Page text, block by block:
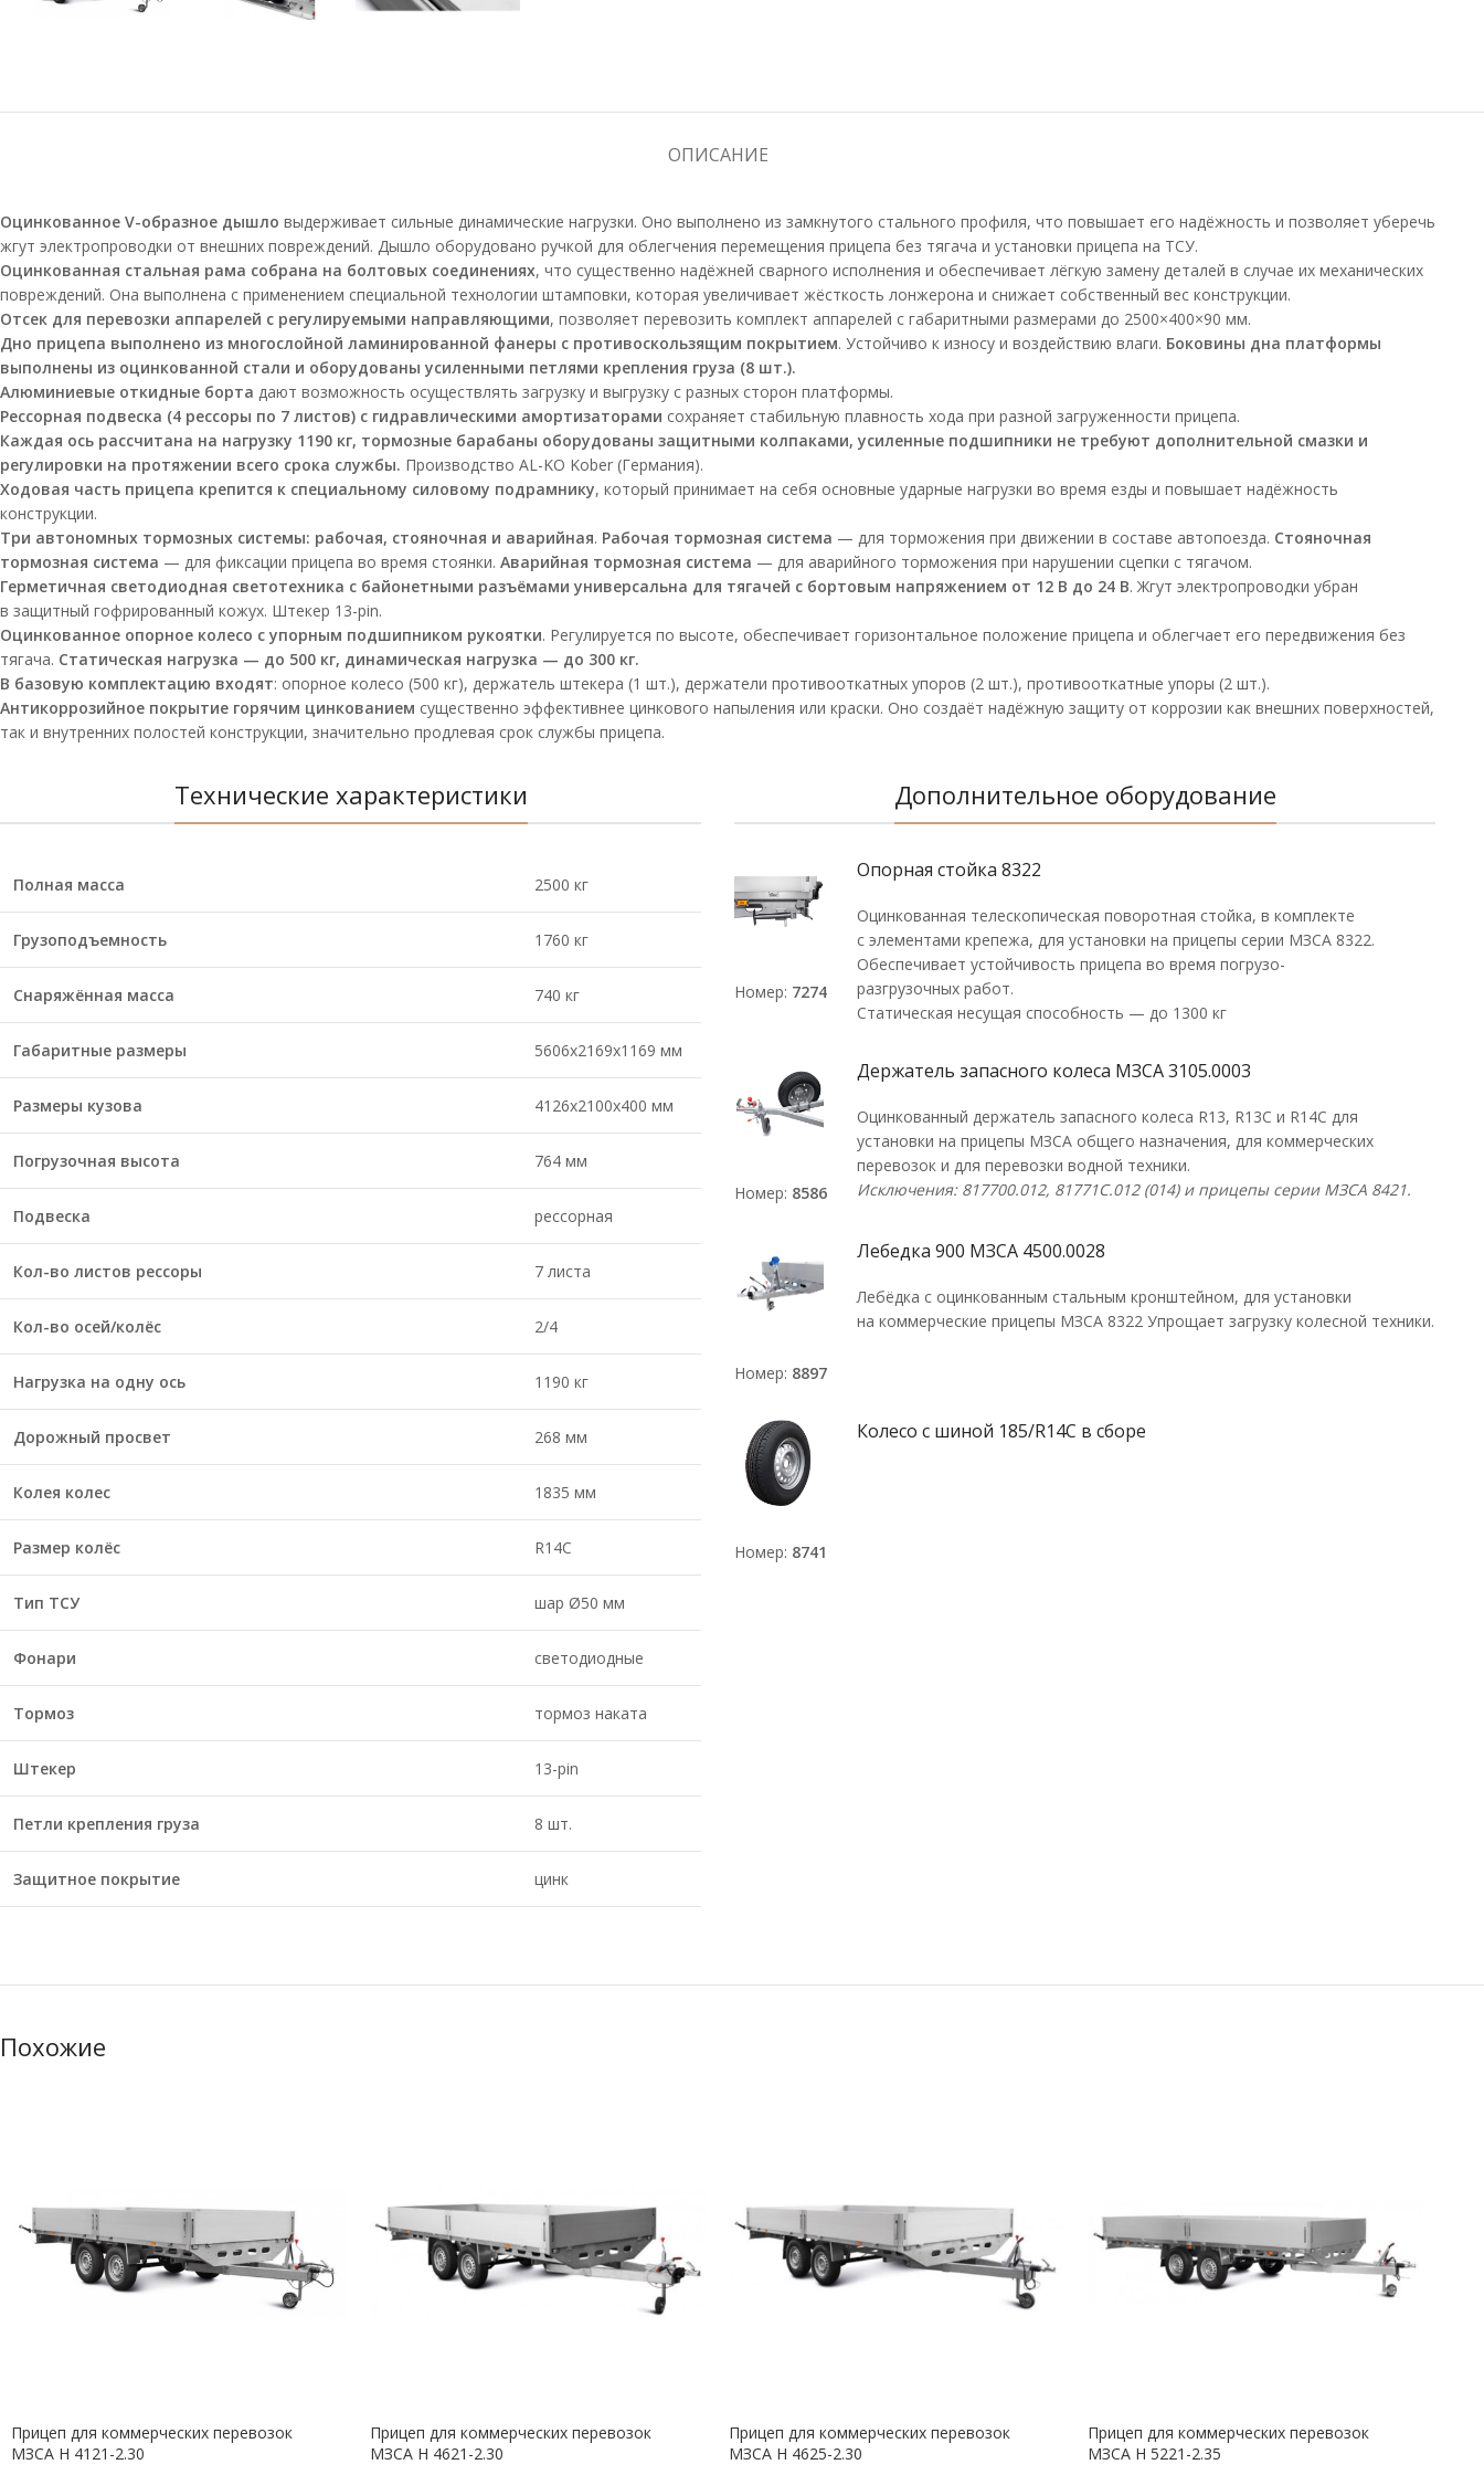
ОПИСАНИЕ
Оцинкованное V-образное дышло выдерживает сильные динамические нагрузки. Оно выполнено из замкнутого стального профиля, что повышает его надёжность и позволяет уберечь
жгут электропроводки от внешних повреждений. Дышло оборудовано ручкой для облегчения перемещения прицепа без тягача и установки прицепа на ТСУ.
Оцинкованная стальная рама собрана на болтовых соединениях, что существенно надёжней сварного исполнения и обеспечивает лёгкую замену деталей в случае их механических
повреждений. Она выполнена с применением специальной технологии штамповки, которая увеличивает жёсткость лонжерона и снижает собственный вес конструкции.
Отсек для перевозки аппарелей с регулируемыми направляющими, позволяет перевозить комплект аппарелей с габаритными размерами до 2500×400×90 мм.
Дно прицепа выполнено из многослойной ламинированной фанеры с противоскользящим покрытием. Устойчиво к износу и воздействию влаги. Боковины дна платформы
выполнены из оцинкованной стали и оборудованы усиленными петлями крепления груза (8 шт.).
Алюминиевые откидные борта дают возможность осуществлять загрузку и выгрузку с разных сторон платформы.
Рессорная подвеска (4 рессоры по 7 листов) с гидравлическими амортизаторами сохраняет стабильную плавность хода при разной загруженности прицепа.
Каждая ось рассчитана на нагрузку 1190 кг, тормозные барабаны оборудованы защитными колпаками, усиленные подшипники не требуют дополнительной смазки и
регулировки на протяжении всего срока службы. Производство AL-KO Kober (Германия).
Ходовая часть прицепа крепится к специальному силовому подрамнику, который принимает на себя основные ударные нагрузки во время езды и повышает надёжность
конструкции.
Три автономных тормозных системы: рабочая, стояночная и аварийная. Рабочая тормозная система — для торможения при движении в составе автопоезда. Стояночная
тормозная система — для фиксации прицепа во время стоянки. Аварийная тормозная система — для аварийного торможения при нарушении сцепки с тягачом.
Герметичная светодиодная светотехника с байонетными разъёмами универсальна для тягачей с бортовым напряжением от 12 В до 24 В. Жгут электропроводки убран
в защитный гофрированный кожух. Штекер 13-pin.
Оцинкованное опорное колесо с упорным подшипником рукоятки. Регулируется по высоте, обеспечивает горизонтальное положение прицепа и облегчает его передвижения без
тягача. Статическая нагрузка — до 500 кг, динамическая нагрузка — до 300 кг.
В базовую комплектацию входят: опорное колесо (500 кг), держатель штекера (1 шт.), держатели противооткатных упоров (2 шт.), противооткатные упоры (2 шт.).
Антикоррозийное покрытие горячим цинкованием существенно эффективнее цинкового напыления или краски. Оно создаёт надёжную защиту от коррозии как внешних поверхностей,
так и внутренних полостей конструкции, значительно продлевая срок службы прицепа.
Технические характеристики
Полная масса 2500 кг
Грузоподъемность 1760 кг
Снаряжённая масса 740 кг
Габаритные размеры 5606х2169х1169 мм
Размеры кузова 4126х2100х400 мм
Погрузочная высота 764 мм
Подвеска рессорная
Кол-во листов рессоры 7 листа
Кол-во осей/колёс 2/4
Нагрузка на одну ось 1190 кг
Дорожный просвет 268 мм
Колея колес 1835 мм
Размер колёс R14С
Тип ТСУ шар Ø50 мм
Фонари светодиодные
Тормоз тормоз наката
Штекер 13-pin
Петли крепления груза 8 шт.
Защитное покрытие цинк
Дополнительное оборудование
Номер: 7274
Опорная стойка 8322
Оцинкованная телескопическая поворотная стойка, в комплекте
с элементами крепежа, для установки на прицепы серии МЗСА 8322.
Обеспечивает устойчивость прицепа во время погрузо-
разгрузочных работ.
Статическая несущая способность — до 1300 кг
Номер: 8586
Держатель запасного колеса МЗСА 3105.0003
Оцинкованный держатель запасного колеса R13, R13C и R14С для
установки на прицепы МЗСА общего назначения, для коммерческих
перевозок и для перевозки водной техники.
Исключения: 817700.012, 81771C.012 (014) и прицепы серии МЗСА 8421.
Номер: 8897
Лебедка 900 МЗСА 4500.0028
Лебёдка с оцинкованным стальным кронштейном, для установки
на коммерческие прицепы МЗСА 8322 Упрощает загрузку колесной техники.
Номер: 8741
Колесо с шиной 185/R14С в сборе
Похожие
Прицеп для коммерческих перевозок
МЗСА H 4121-2.30
Прицеп для коммерческих перевозок
МЗСА H 4621-2.30
Прицеп для коммерческих перевозок
МЗСА H 4625-2.30
Прицеп для коммерческих перевозок
МЗСА H 5221-2.35